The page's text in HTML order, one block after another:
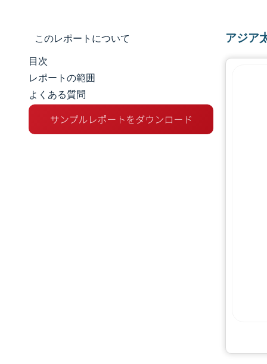
このレポートについて
マーケットスナップショット
市場概要
主な市場動向
目次
レポートの範囲
よくある質問
アジア